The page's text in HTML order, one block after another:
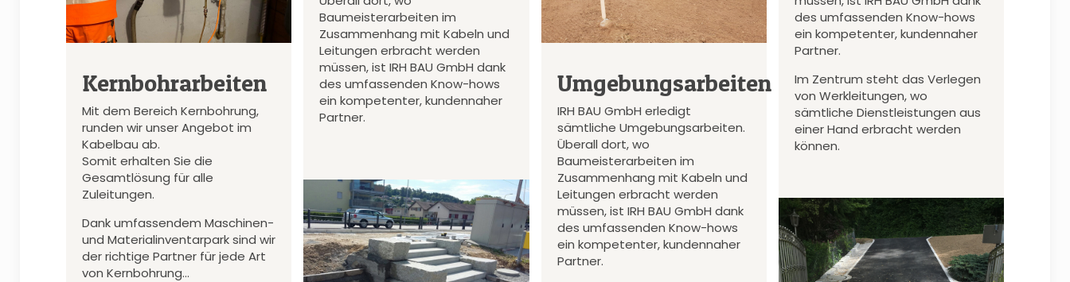
Kernbohrarbeiten
Mit dem Bereich Kernbohrung,
runden wir unser Angebot im
Kabelbau ab.
Somit erhalten Sie die
Gesamtlösung für alle
Zuleitungen.
Dank umfassendem Maschinen-
und Materialinventarpark sind wir
der richtige Partner für jede Art
von Kernbohrung…
Baumeisterarbeiten im
Zusammenhang mit Kabeln und
Leitungen erbracht werden
müssen, ist IRH BAU GmbH dank
des umfassenden Know-hows
ein kompetenter, kundennaher
Partner.
Umgebungsarbeiten
IRH BAU GmbH erledigt
sämtliche Umgebungsarbeiten.
Überall dort, wo
Baumeisterarbeiten im
Zusammenhang mit Kabeln und
Leitungen erbracht werden
müssen, ist IRH BAU GmbH dank
des umfassenden Know-hows
ein kompetenter, kundennaher
Partner.
des umfassenden Know-hows
ein kompetenter, kundennaher
Partner.
Im Zentrum steht das Verlegen
von Werkleitungen, wo
sämtliche Dienstleistungen aus
einer Hand erbracht werden
können.